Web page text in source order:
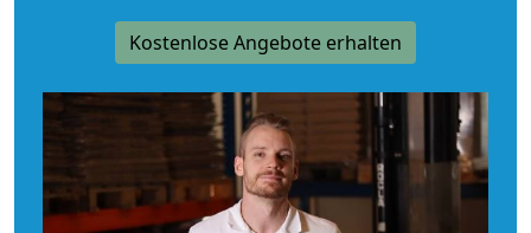
Kostenlose Angebote erhalten